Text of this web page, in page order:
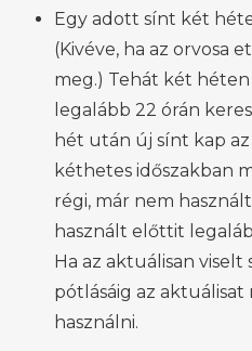
Egy adott sínt két
(Kivéve, ha az orvosa
meg.) Tehát két
legalább 22 órán
hét után új sínt kap
kéthetes időszakban
régi, már nem
használt előttit
Ha az aktuálisan
pótlásáig az
használni.